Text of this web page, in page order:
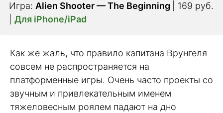
Игра: Alien Shooter — The Beginning
| 169 руб.
Для iPhone/iPad
Как же жаль, что правило капитана Врунгеля
совсем не распространяется на
платформенные игры. Очень часто проекты со
звучным и привлекательным именем
тяжеловесным роялем падают на дно